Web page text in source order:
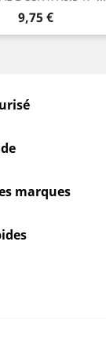
Prix
9,75 €
marques